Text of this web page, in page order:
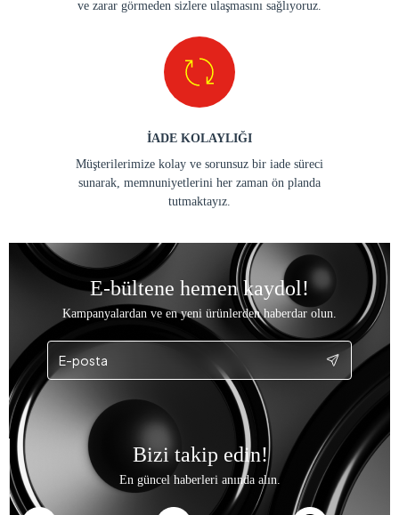
ve zarar görmeden sizlere ulaşmasını sağlıyoruz.
İADE KOLAYLIĞI
Müşterilerimize kolay ve sorunsuz bir iade süreci
sunarak, memnuniyetlerini her zaman ön planda
tutmaktayız.
E-bültene hemen kaydol!
Kampanyalardan ve en yeni ürünlerden haberdar olun.
Bizi takip edin!
En güncel haberleri anında alın.